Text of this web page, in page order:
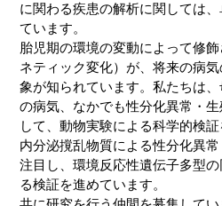
に関わる疾患の解析に関しては
ています。
胎児期の環境の変動によって修
ネティック変化）が、将来の病
象が知られています。私たちは
の病気、なかでも性分化異常・
して、動物実験による科学的検証
内分泌撹乱物質による性分化異
注目し、環境反応性遺伝子多型
る検証を進めています。